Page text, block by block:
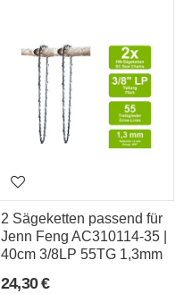
2 Sägeketten passend für
Jenn Feng AC310114-35 |
40cm 3/8LP 55TG 1,3mm
24,30 €